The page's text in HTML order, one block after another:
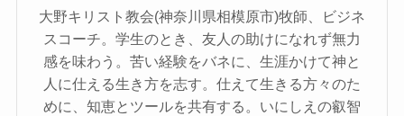
大野キリスト教会(神奈川県相模原市)牧師、ビジネ
スコーチ。学生のとき、友人の助けになれず無力
感を味わう。苦い経験をバネに、生涯かけて神と
人に仕える生き方を志す。仕えて生きる方々のた
めに、知恵とツールを共有する。いにしえの叡智